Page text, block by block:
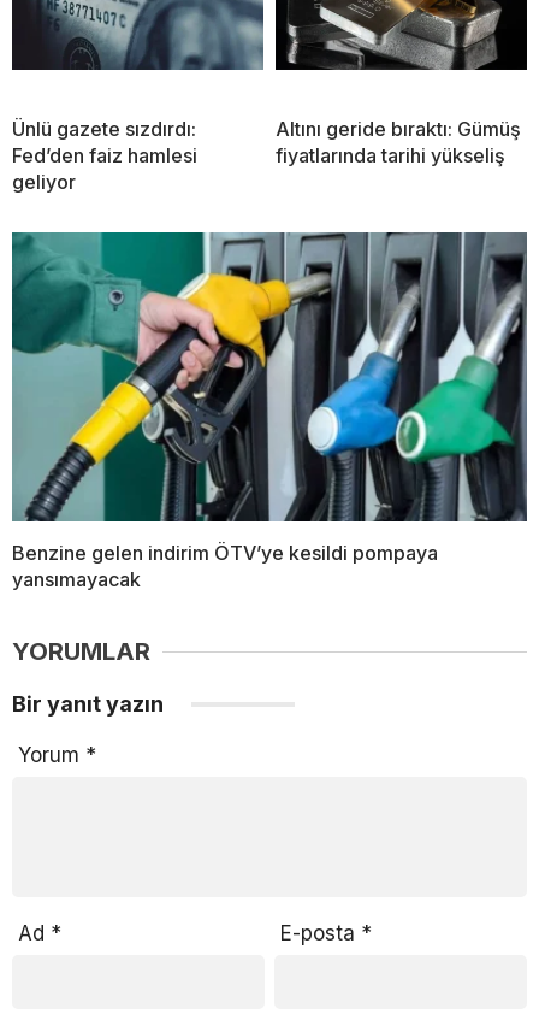
Ünlü gazete sızdırdı:
Fed’den faiz hamlesi
geliyor
Altını geride bıraktı: Gümüş
fiyatlarında tarihi yükseliş
Benzine gelen indirim ÖTV’ye kesildi pompaya
yansımayacak
YORUMLAR
Bir yanıt yazın
Yorum *
Ad * E-posta *